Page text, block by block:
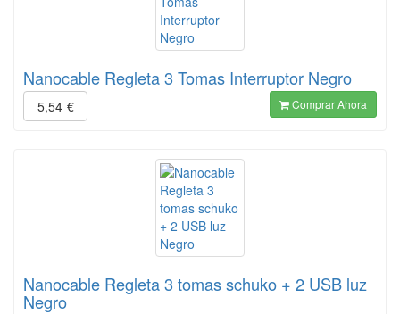
Nanocable Regleta 3 Tomas Interruptor Negro
5,54 € Comprar Ahora
Nanocable Regleta 3 tomas schuko + 2 USB luz
Negro